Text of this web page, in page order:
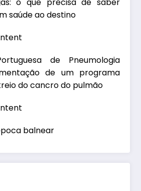
o que precisa de saber
saúde ao destino
de Pneumologia
de um programa
do cancro do pulmão
balnear